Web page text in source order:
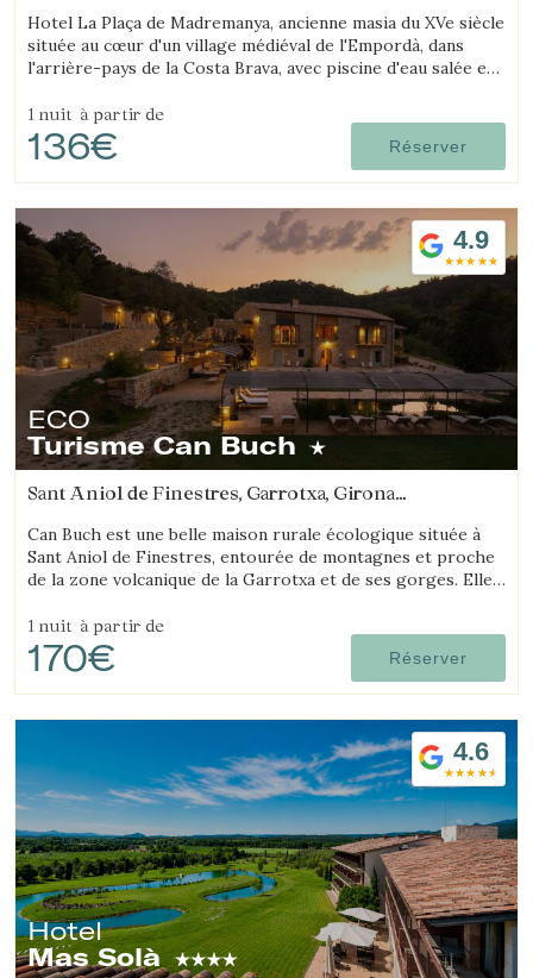
Hotel La Plaça de Madremanya, ancienne masia du XVe siècle
située au cœur d'un village médiéval de l'Empordà, dans
l'arrière-pays de la Costa Brava, avec piscine d'eau salée et
1 nuit à partir de
136€ Réserver
4.9
ECO
Turisme Can Buch
Sant Aniol de Finestres, Garrotxa, Girona
Can Buch est une belle maison rurale écologique située à
Sant Aniol de Finestres, entourée de montagnes et proche
de la zone volcanique de la Garrotxa et de ses gorges. Elle
d’un grand jardin.
1 nuit à partir de
170€ Réserver
4.6
Hotel
Mas Solà